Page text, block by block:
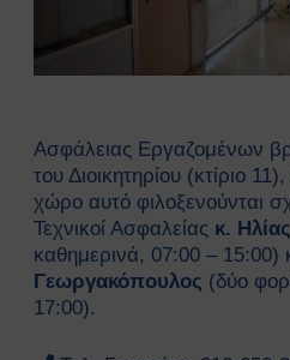
Συνοπτικοί
Ασφάλειας Εργαζομένων
του Διοικητηρίου (κτίριο
χώρο αυτό φιλοξενούνται
Τεχνικοί Ασφαλείας κ.
καθημερινά, 07:00 – 15:00)
Γεωργακόπουλος (δύο
17:00).